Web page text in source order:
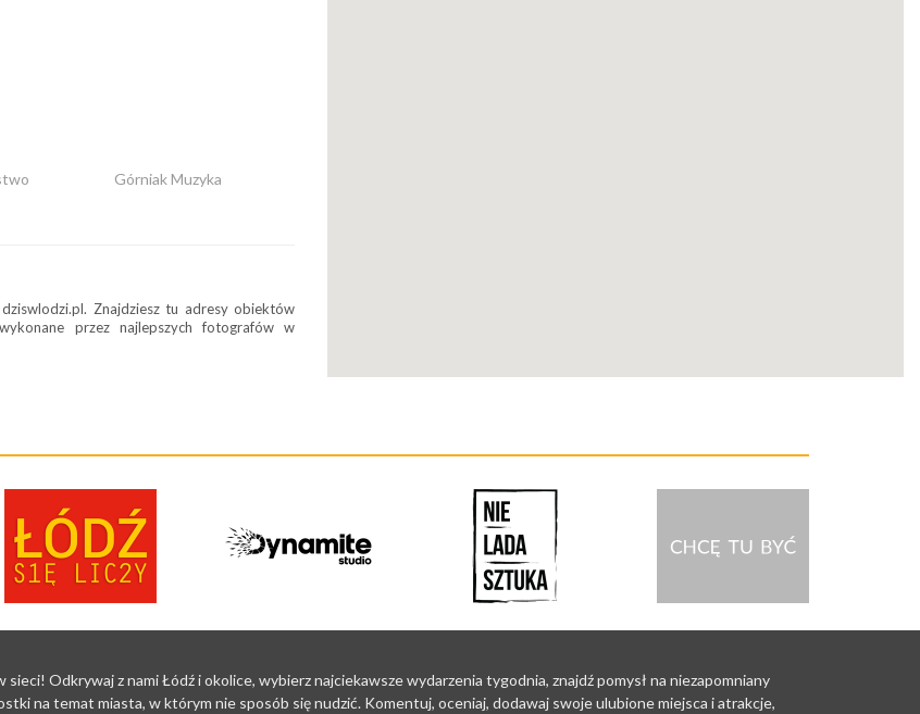
Górniak Muzyka
Znajdziesz tu adresy obiektów
przez najlepszych fotografów w
sieci! Odkrywaj z nami Łódź i okolice, wybierz najciekawsze wydarzenia tygodnia, znajdź pomysł na niezapomniany
na temat miasta, w którym nie sposób się nudzić. Komentuj, oceniaj, dodawaj swoje ulubione miejsca i atrakcje,